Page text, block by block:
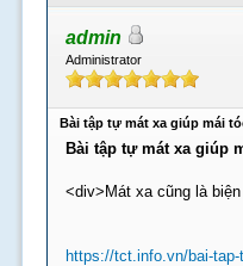
admin
Administrator
Bài tập tự mát xa giúp mái
Bài tập tự mát xa giúp
<div>Mát xa cũng là
https://tct.info.vn/bai-